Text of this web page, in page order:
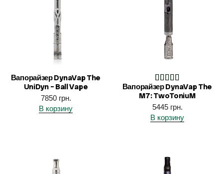
Вапорайзер DynaVap The
UniDyn – Ball Vape
7850 грн.
В корзину
Вапорайзер DynaVap The
M7: TwoToniuM
5445 грн.
В корзину